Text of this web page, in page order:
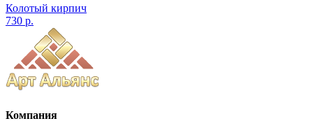
Колотый кирпич
730 р.
Компания